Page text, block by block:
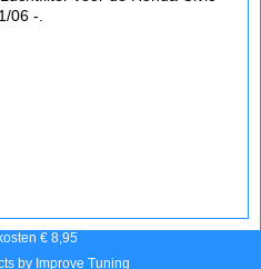
06 -.
€ 8,95
by Improve Tuning